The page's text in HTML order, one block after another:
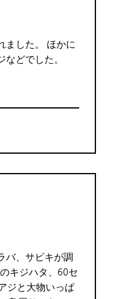
ました。 ほかに
どでした。
バ、サビキが調
キジハタ、60セ
ジと大物いっぱ